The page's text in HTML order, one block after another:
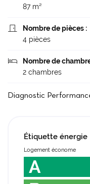
87 m²

Nombre de pièces :
4 pièces

Nombre de
2 chambres
Diagnostic
Étiquette énergie
Logement économe
A